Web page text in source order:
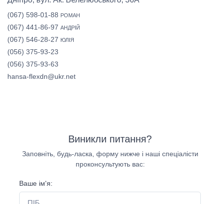
(067) 598-01-88 РОМАН
(067) 441-86-97 АНДРІЙ
(067) 546-28-27 ЮЛІЯ
(056) 375-93-23
(056) 375-93-63
hansa-flexdn@ukr.net
Виникли питання?
Заповніть, будь-ласка, форму нижче і наші спеціалісти
проконсультують вас:
Ваше ім'я: